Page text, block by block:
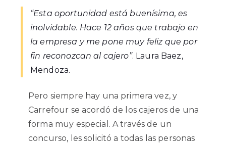
“Esta oportunidad está buenísima, es
inolvidable. Hace 12 años que trabajo en
la empresa y me pone muy feliz que por
fin reconozcan al cajero”. Laura Baez,
Mendoza.
Pero siempre hay una primera vez, y
Carrefour se acordó de los cajeros de una
forma muy especial. A través de un
concurso, les solicitó a todas las personas